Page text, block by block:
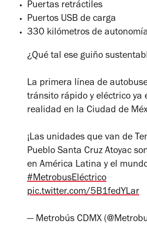
Puertas retráctiles
Puertos USB de carga
330 kilómetros de
¿Qué tal ese guiño
La primera línea de
tránsito rápido y eléctrico ya
realidad en la Ciudad de
¡Las unidades que van de
Pueblo Santa Cruz Atoyac
en América Latina y el
#MetrobusEléctrico
pic.twitter.com/5B1fedYLar
— Metrobús CDMX